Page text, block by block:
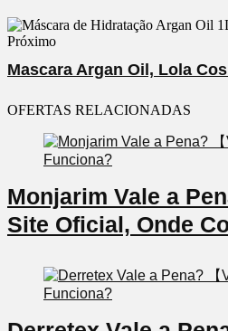
Próximo
Mascara Argan Oil, Lola
OFERTAS RELACIONADAS
Monjarim Vale a
Site Oficial, Onde